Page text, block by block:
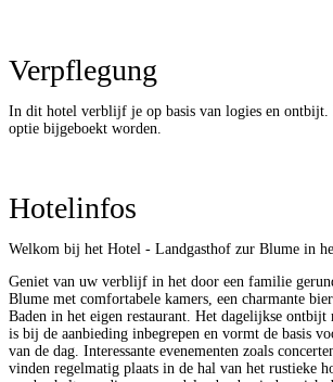
Verpflegung
In dit hotel verblijf je op basis van logies en ontbijt.
optie bijgeboekt worden.
Hotelinfos
Welkom bij het Hotel - Landgasthof zur Blume in
Geniet van uw verblijf in het door een familie
Blume met comfortabele kamers, een charmante
Baden in het eigen restaurant. Het dagelijkse ontbijt
is bij de aanbieding inbegrepen en vormt de basis
van de dag. Interessante evenementen zoals
vinden regelmatig plaats in de hal van het rustieke